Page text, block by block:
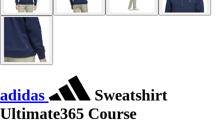
adidas
Sweatshirt
Ultimate365 Course